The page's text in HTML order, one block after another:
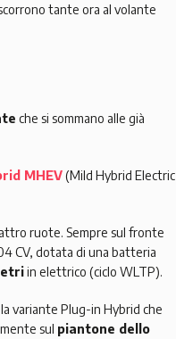
tante ora al volante
che si sommano alle già
MHEV(Mild Hybrid Electric
ruote. Sempre sul fronte
CV, dotata di una batteria
in elettrico (ciclo WLTP).
variante Plug-in Hybrid che
sul piantone dello